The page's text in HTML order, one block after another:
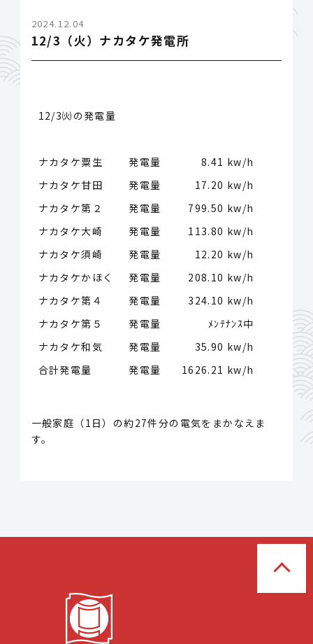
2024.12.04
12/3（火）ナカタケ発電所
12/3㈫の発電量
ナカタケ粟生 発電量
8.41 kw/h
ナカタケ甘田 発電量
17.20 kw/h
ナカタケ第２ 発電量
799.50 kw/h
ナカタケ大崎 発電量
113.80 kw/h
ナカタケ須崎 発電量
12.20 kw/h
ナカタケかほく 発電量
208.10 kw/h
ナカタケ第４ 発電量
324.10 kw/h
ナカタケ第５ 発電量
ﾒﾝﾃﾅﾝｽ中
ナカタケ和気 発電量
35.90 kw/h
合計発電量 発電量
1626.21 kw/h
一般家庭（1日）の約27件分の電気をまかなえま
す。